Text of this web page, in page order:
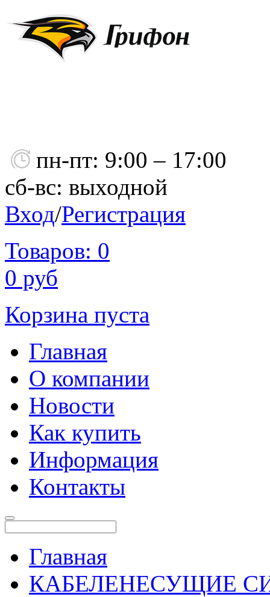
пн-пт: 9:00 – 17:00
сб-вс: выходной
Вход/Регистрация
Товаров: 0
0 руб
Корзина пуста
Главная
О компании
Новости
Как купить
Информация
Контакты
Главная
КАБЕЛЕНЕСУЩИЕ